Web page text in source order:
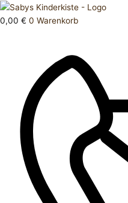
Zum
Inhalt
0,00 € 0 Warenkorb
Products
search
Schlafanzug
80